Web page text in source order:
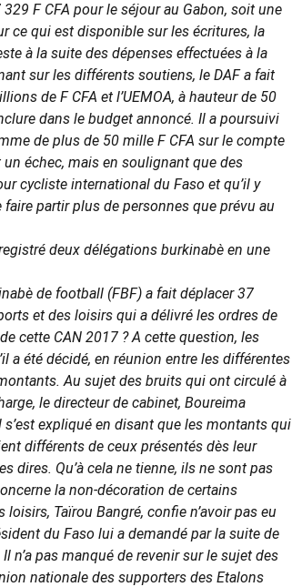
F CFA pour le séjour au Gabon, soit une
ce qui est disponible sur les écritures, la
à la suite des dépenses effectuées à la
sur les différents soutiens, le DAF a fait
de F CFA et l’UEMOA, à hauteur de 50
dans le budget annoncé. Il a poursuivi
de plus de 50 mille F CFA sur le compte
échec, mais en soulignant que des
cycliste international du Faso et qu’il y
partir plus de personnes que prévu au
deux délégations burkinabè en une
de football (FBF) a fait déplacer 37
et des loisirs qui a délivré les ordres de
cette CAN 2017 ? A cette question, les
a été décidé, en réunion entre les différentes
Au sujet des bruits qui ont circulé à
le directeur de cabinet, Boureima
expliqué en disant que les montants qui
différents de ceux présentés dès leur
dires. Qu’à cela ne tienne, ils ne sont pas
la non-décoration de certains
Taïrou Bangré, confie n’avoir pas eu
du Faso lui a demandé par la suite de
n’a pas manqué de revenir sur le sujet des
nationale des supporters des Etalons